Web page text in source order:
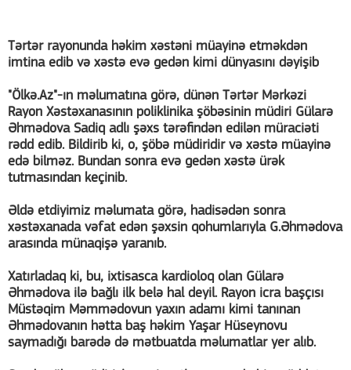
Tərtər rayonunda həkim xəstəni müayinə etməkdən
imtina edib və xəstə evə gedən kimi dünyasını dəyişib
"Ölkə.Az"-ın məlumatına görə, dünən Tərtər Mərkəzi
Rayon Xəstəxanasının poliklinika şöbəsinin müdiri Gülarə
Əhmədova Sadiq adlı şəxs tərəfindən edilən müraciəti
rədd edib. Bildirib ki, o, şöbə müdiridir və xəstə müayinə
edə bilməz. Bundan sonra evə gedən xəstə ürək
tutmasından keçinib.
Əldə etdiyimiz məlumata görə, hadisədən sonra
xəstəxanada vəfat edən şəxsin qohumlarıyla G.Əhmədova
arasında münaqişə yaranıb.
Xatırladaq ki, bu, ixtisasca kardioloq olan Gülarə
Əhmədova ilə bağlı ilk belə hal deyil. Rayon icra başçısı
Müstəqim Məmmədovun yaxın adamı kimi tanınan
Əhmədovanın hətta baş həkim Yaşar Hüseynovu
saymadığı barədə də mətbuatda məlumatlar yer alıb.